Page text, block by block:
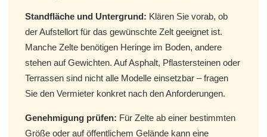
Standfläche und Untergrund: Klären Sie vorab, ob
der Aufstellort für das gewünschte Zelt geeignet ist.
Manche Zelte benötigen Heringe im Boden, andere
stehen auf Gewichten. Auf Asphalt, Pflastersteinen oder
Terrassen sind nicht alle Modelle einsetzbar – fragen
Sie den Vermieter konkret nach den Anforderungen.
Genehmigung prüfen: Für Zelte ab einer bestimmten
Größe oder auf öffentlichem Gelände kann eine